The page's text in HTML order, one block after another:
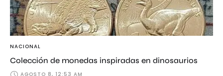
NACIONAL
Colección de monedas inspiradas en dinosaurios
AGOSTO 8, 12:53 AM